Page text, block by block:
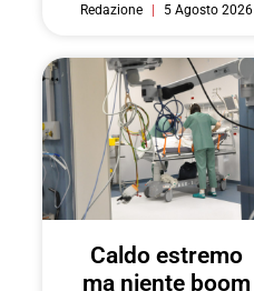
Redazione 5 Agosto 2026
Caldo estremo
ma niente boom